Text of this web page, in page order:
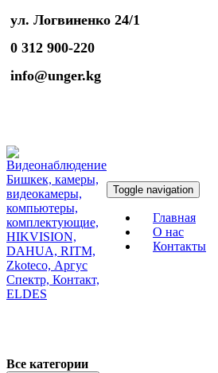
ул. Логвиненко 24/1
0 312 900-220
info@unger.kg
Toggle navigation
Главная
О нас
Контакты
Все категории